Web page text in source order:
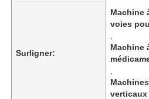
Visite de l'usine
Surligner:
Machine
voies
Machine
verticaux